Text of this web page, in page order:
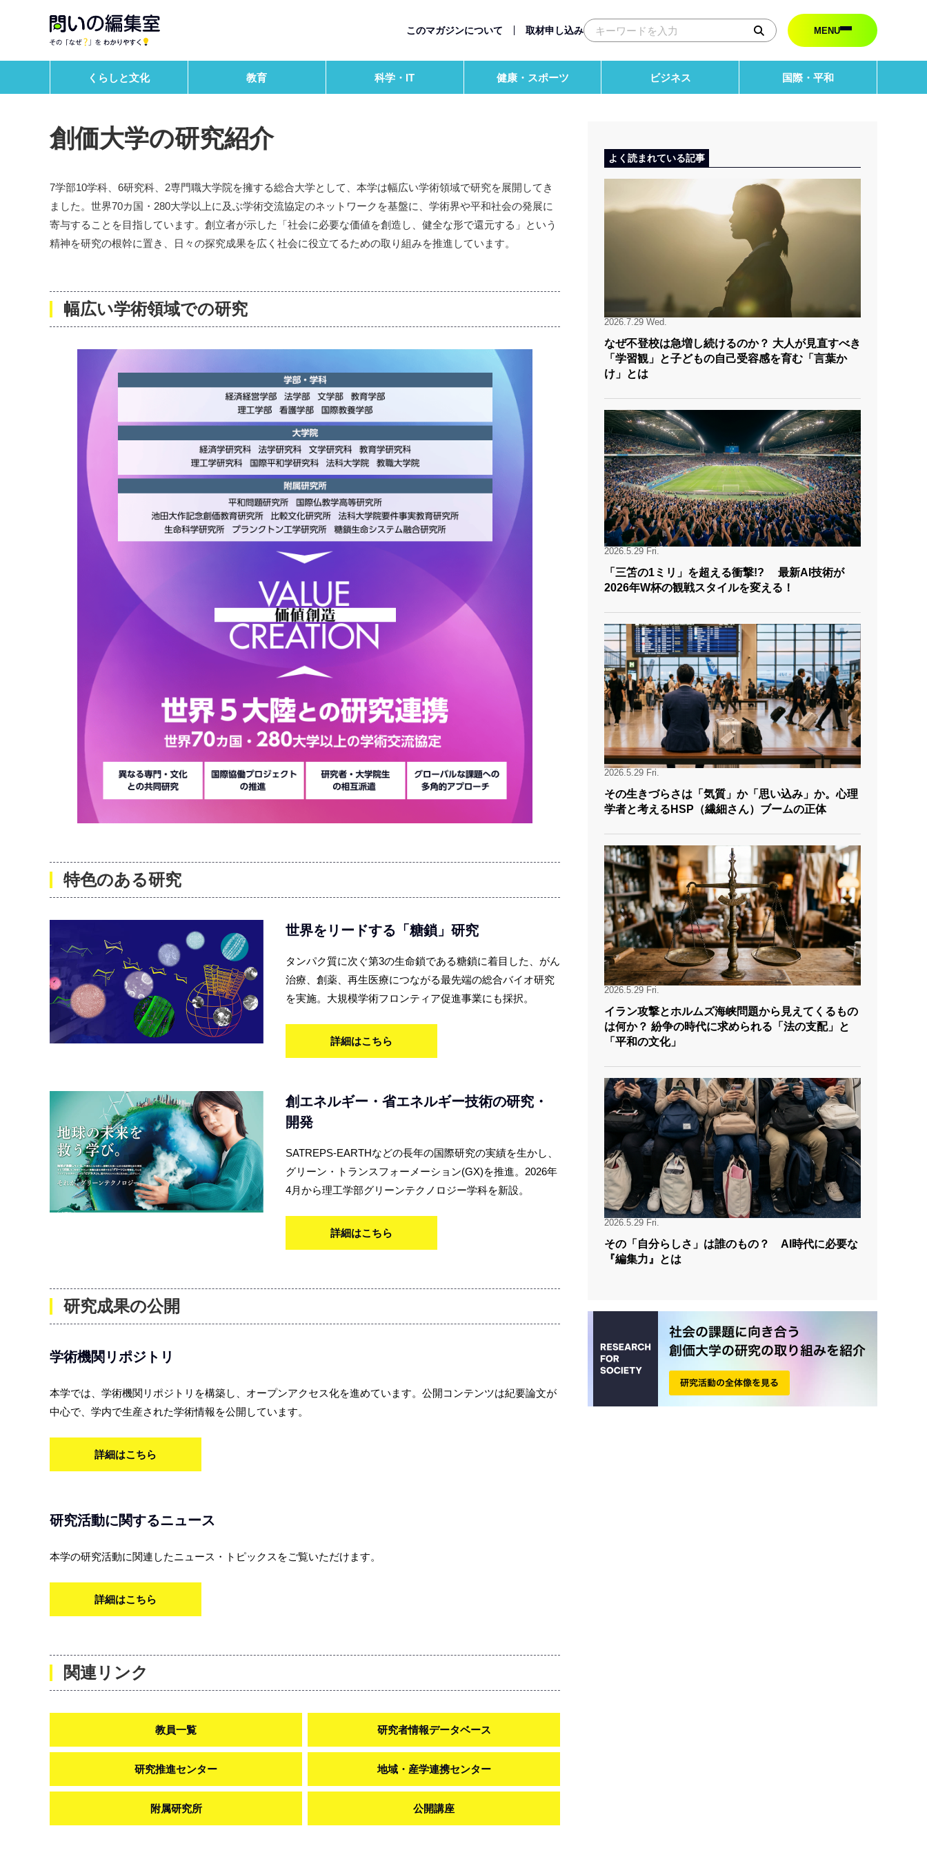
このマガジンについて 取材申し込み
MENU
例）AI 自然災害 心理学 貧困
科学・IT 健康・スポーツ
ビジネス 国際・平和
くらしと文化 教育 科学・IT 健康・スポーツ ビジネス 国際・平和
創価大学の研究紹介
7学部10学科、6研究科、2専門職大学院を擁する総合大学として、本学は幅広い学術領域で研究を展開してき
ました。世界70カ国・280大学以上に及ぶ学術交流協定のネットワークを基盤に、学術界や平和社会の発展に
寄与することを目指しています。創立者が示した「社会に必要な価値を創造し、健全な形で還元する」という
精神を研究の根幹に置き、日々の探究成果を広く社会に役立てるための取り組みを推進しています。
幅広い学術領域での研究
特色のある研究
世界をリードする「糖鎖」研究
タンパク質に次ぐ第3の生命鎖である糖鎖に着目した、がん
治療、創薬、再生医療につながる最先端の総合バイオ研究
を実施。大規模学術フロンティア促進事業にも採択。
詳細はこちら
創エネルギー・省エネルギー技術の研究・
開発
SATREPS-EARTHなどの長年の国際研究の実績を生かし、
グリーン・トランスフォーメーション(GX)を推進。2026年
4月から理工学部グリーンテクノロジー学科を新設。
詳細はこちら
研究成果の公開
学術機関リポジトリ
本学では、学術機関リポジトリを構築し、オープンアクセス化を進めています。公開コンテンツは紀要論文が
中心で、学内で生産された学術情報を公開しています。
詳細はこちら
研究活動に関するニュース
本学の研究活動に関連したニュース・トピックスをご覧いただけます。
詳細はこちら
関連リンク
教員一覧 研究者情報データベース
研究推進センター 地域・産学連携センター
附属研究所 公開講座
よく読まれている記事
2026.7.29 Wed.
なぜ不登校は急増し続けるのか？ 大人が見直すべき
「学習観」と子どもの自己受容感を育む「言葉か
け」とは
2026.5.29 Fri.
「三笘の1ミリ」を超える衝撃!? 最新AI技術が
2026年W杯の観戦スタイルを変える！
2026.5.29 Fri.
その生きづらさは「気質」か「思い込み」か。心理
学者と考えるHSP（繊細さん）ブームの正体
2026.5.29 Fri.
イラン攻撃とホルムズ海峡問題から見えてくるもの
は何か？ 紛争の時代に求められる「法の支配」と
「平和の文化」
2026.5.29 Fri.
その「自分らしさ」は誰のもの？ AI時代に必要な
『編集力』とは